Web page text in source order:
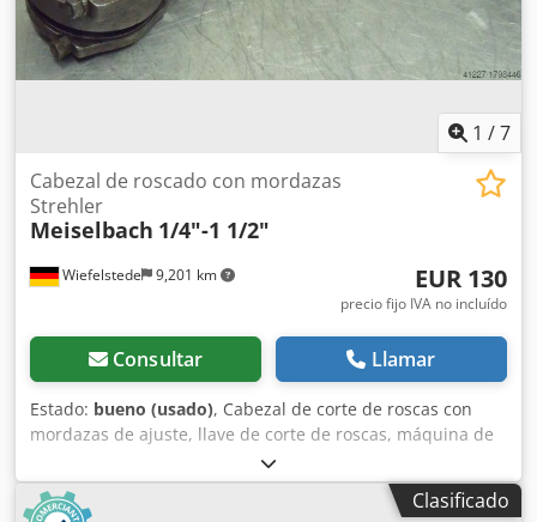
1 /7
Wiefelstede 9,201 km
Cabezal de roscado con mordazas
Strehler
Meiselbach 1/4"-1 1/2"
EUR 130
precio fijo IVA no incluído
Consultar Llamar
Estado: bueno (usado), Cabezal de corte de roscas con
mordazas de ajuste, llave de corte de roscas, máquina de
corte de roscas, corte de roscas para tubos. Credpfx Ajb A
Rlrek Ajf -Mordazas para roscas en pulgadas: 1/4" - 1 1/2" -
Peso: 8 kg
Clasificado